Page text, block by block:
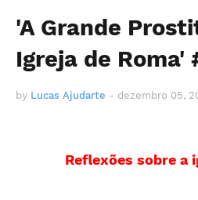
'A Grande
Igreja de Roma'
by Lucas Ajudarte - dezembro 05,
Reflexões sobre a